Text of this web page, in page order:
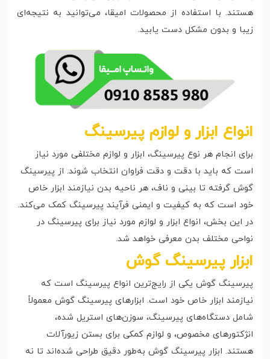
هستند. با استفاده از محصولات امیقا، می‌توانید به نتیجه‌ای
زیبا و بدون مشکل دست یابید.
انواع ابزار و لوازم پیرسینگ
برای انجام هر نوع پیرسینگ، ابزار و لوازم مختلفی مورد نیاز
است که باید با دقت و دقت فراوان انتخاب شوند. از پیرسینگ
گوش گرفته تا بینی و ناف، هر ناحیه بدن نیازمند ابزار خاص
خود است که به کیفیت و ایمنی فرآیند پیرسینگ کمک می‌کند.
در این بخش، انواع ابزار و لوازم مورد نیاز برای پیرسینگ در
نواحی مختلف بدن معرفی خواهد شد.
ابزار پیرسینگ گوش
پیرسینگ گوش یکی از رایج‌ترین انواع پیرسینگ است که
نیازمند ابزار خاص خود است. ابزارهای پیرسینگ گوش معمولاً
شامل دستگاه‌های پیرسینگ، سوزن‌های استریل شده،
انژکتورهای مخصوص، و لوازم کمکی برای بستن زیورآلات
هستند. ابزار پیرسینگ گوش به‌طور دقیق طراحی شده‌اند تا نه